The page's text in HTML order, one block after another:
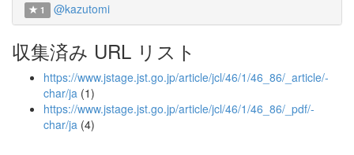
1 @kazutomi
収集済み URL リスト
https://www.jstage.jst.go.jp/article/jcl/46/1/46_86/_article/-
char/ja (1)
https://www.jstage.jst.go.jp/article/jcl/46/1/46_86/_pdf/-
char/ja (4)